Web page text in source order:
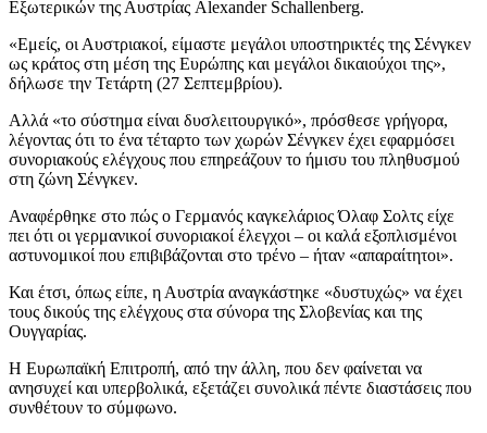
Εξωτερικών της Αυστρίας Alexander Schallenberg.
«Εμείς, οι Αυστριακοί, είμαστε μεγάλοι υποστηρικτές της Σένγκεν
ως κράτος στη μέση της Ευρώπης και μεγάλοι δικαιούχοι της»,
δήλωσε την Τετάρτη (27 Σεπτεμβρίου).
Αλλά «το σύστημα είναι δυσλειτουργικό», πρόσθεσε γρήγορα,
λέγοντας ότι το ένα τέταρτο των χωρών Σένγκεν έχει εφαρμόσει
συνοριακούς ελέγχους που επηρεάζουν το ήμισυ του πληθυσμού
στη ζώνη Σένγκεν.
Αναφέρθηκε στο πώς ο Γερμανός καγκελάριος Όλαφ Σολτς είχε
πει ότι οι γερμανικοί συνοριακοί έλεγχοι – οι καλά εξοπλισμένοι
αστυνομικοί που επιβιβάζονται στο τρένο – ήταν «απαραίτητοι».
Και έτσι, όπως είπε, η Αυστρία αναγκάστηκε «δυστυχώς» να έχει
τους δικούς της ελέγχους στα σύνορα της Σλοβενίας και της
Ουγγαρίας.
Η Ευρωπαϊκή Επιτροπή, από την άλλη, που δεν φαίνεται να
ανησυχεί και υπερβολικά, εξετάζει συνολικά πέντε διαστάσεις που
συνθέτουν το σύμφωνο.